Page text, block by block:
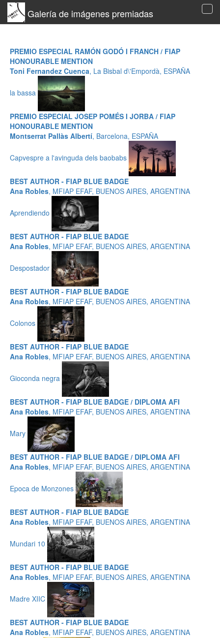
Galería de imágenes premiadas
PREMIO ESPECIAL RAMÓN GODÓ I FRANCH / FIAP
HONOURABLE MENTION
Toni Fernandez Cuenca, La Bisbal d\'Empordà, ESPAÑA
la bassa
PREMIO ESPECIAL JOSEP POMÉS I JORBA / FIAP
HONOURABLE MENTION
Montserrat Pallàs Albertí, Barcelona, ESPAÑA
Capvespre a l'avinguda dels baobabs
BEST AUTHOR - FIAP BLUE BADGE
Ana Robles, MFIAP EFAF, BUENOS AIRES, ARGENTINA
Aprendiendo
BEST AUTHOR - FIAP BLUE BADGE
Ana Robles, MFIAP EFAF, BUENOS AIRES, ARGENTINA
Despostador
BEST AUTHOR - FIAP BLUE BADGE
Ana Robles, MFIAP EFAF, BUENOS AIRES, ARGENTINA
Colonos
BEST AUTHOR - FIAP BLUE BADGE
Ana Robles, MFIAP EFAF, BUENOS AIRES, ARGENTINA
Gioconda negra
BEST AUTHOR - FIAP BLUE BADGE / DIPLOMA AFI
Ana Robles, MFIAP EFAF, BUENOS AIRES, ARGENTINA
Mary
BEST AUTHOR - FIAP BLUE BADGE / DIPLOMA AFI
Ana Robles, MFIAP EFAF, BUENOS AIRES, ARGENTINA
Epoca de Monzones
BEST AUTHOR - FIAP BLUE BADGE
Ana Robles, MFIAP EFAF, BUENOS AIRES, ARGENTINA
Mundari 10
BEST AUTHOR - FIAP BLUE BADGE
Ana Robles, MFIAP EFAF, BUENOS AIRES, ARGENTINA
Madre XIIC
BEST AUTHOR - FIAP BLUE BADGE
Ana Robles, MFIAP EFAF, BUENOS AIRES, ARGENTINA